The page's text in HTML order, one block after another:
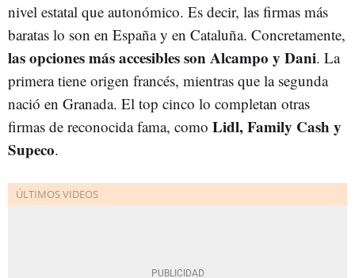
nivel estatal que autonómico. Es decir, las firmas más
baratas lo son en España y en Cataluña. Concretamente,
las opciones más accesibles son Alcampo y Dani. La
primera tiene origen francés, mientras que la segunda
nació en Granada. El top cinco lo completan otras
firmas de reconocida fama, como Lidl, Family Cash y
Supeco.